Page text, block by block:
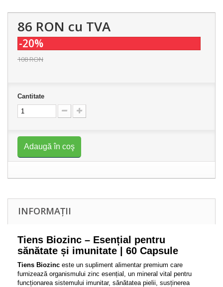
86 RON cu TVA
-20%
108 RON
Cantitate
Adaugă în coş
INFORMAȚII
Tiens Biozinc – Esențial pentru
sănătate și imunitate | 60 Capsule
Tiens Biozinc este un supliment alimentar premium care
furnizează organismului zinc esențial, un mineral vital pentru
funcționarea sistemului imunitar, sănătatea pielii, susținerea